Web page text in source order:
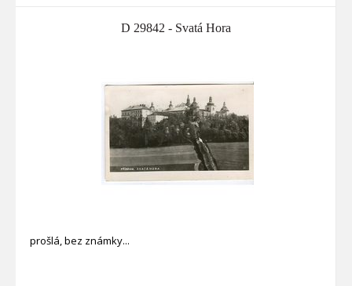
D 29842 - Svatá Hora
prošlá, bez známky